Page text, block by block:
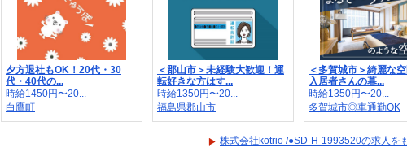
夕方退社もOK！20代・30
代・40代の...
時給1450円〜20...
白鷹町
＜郡山市＞未経験大歓迎！運
転好きな方はす...
時給1350円〜20...
福島県郡山市
＜多賀城市＞綺麗な
入居者さんの暮...
時給1350円〜20...
多賀城市◎車通勤OK
株式会社kotrio /●SD-H-1993520の求人を